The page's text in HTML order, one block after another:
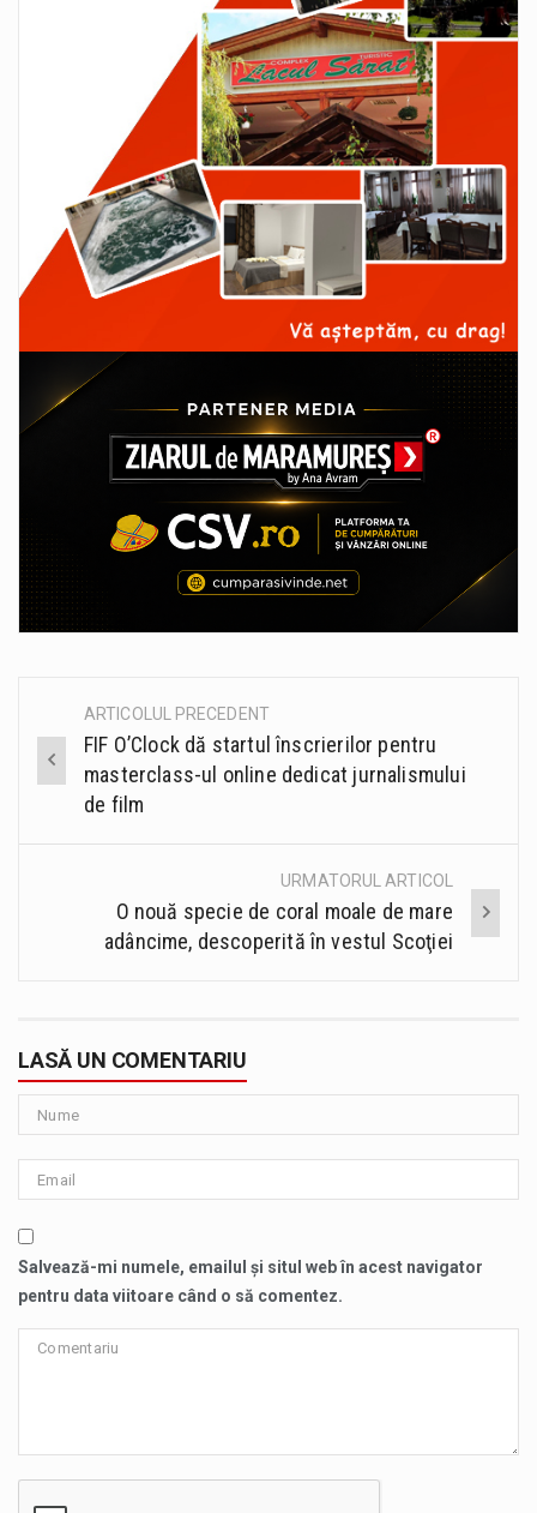
Post
navigation
ARTICOLUL PRECEDENT
FIF O’Clock dă startul înscrierilor pentru
masterclass-ul online dedicat jurnalismului
de film
URMATORUL ARTICOL
O nouă specie de coral moale de mare
adâncime, descoperită în vestul Scoţiei
LASĂ UN COMENTARIU
Salvează-mi numele, emailul și situl web în acest navigator
pentru data viitoare când o să comentez.